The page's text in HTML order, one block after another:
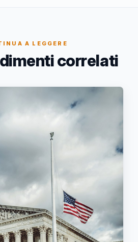
A LEGGERE
correlati